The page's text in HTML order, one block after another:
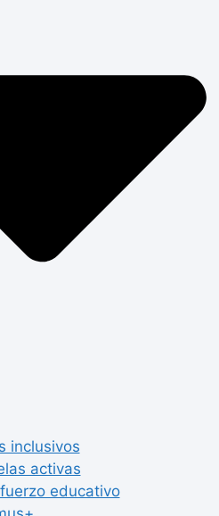
inclusivos
activas
educativo